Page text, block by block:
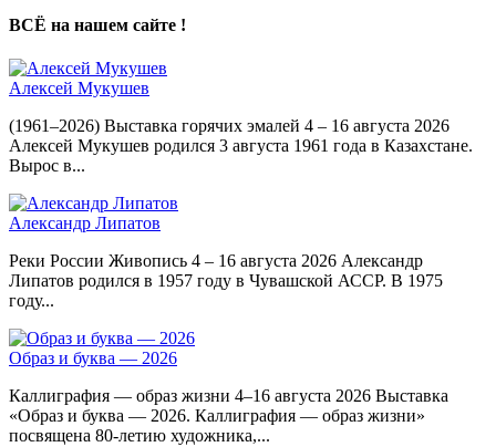
ВСЁ на нашем сайте !
Алексей Мукушев
(1961–2026) Выставка горячих эмалей 4 – 16 августа 2026
Алексей Мукушев родился 3 августа 1961 года в Казахстане.
Вырос в...
Александр Липатов
Реки России Живопись 4 – 16 августа 2026 Александр
Липатов родился в 1957 году в Чувашской АССР. В 1975
году...
Образ и буква — 2026
Каллиграфия — образ жизни 4–16 августа 2026 Выставка
«Образ и буква — 2026. Каллиграфия — образ жизни»
посвящена 80-летию художника,...